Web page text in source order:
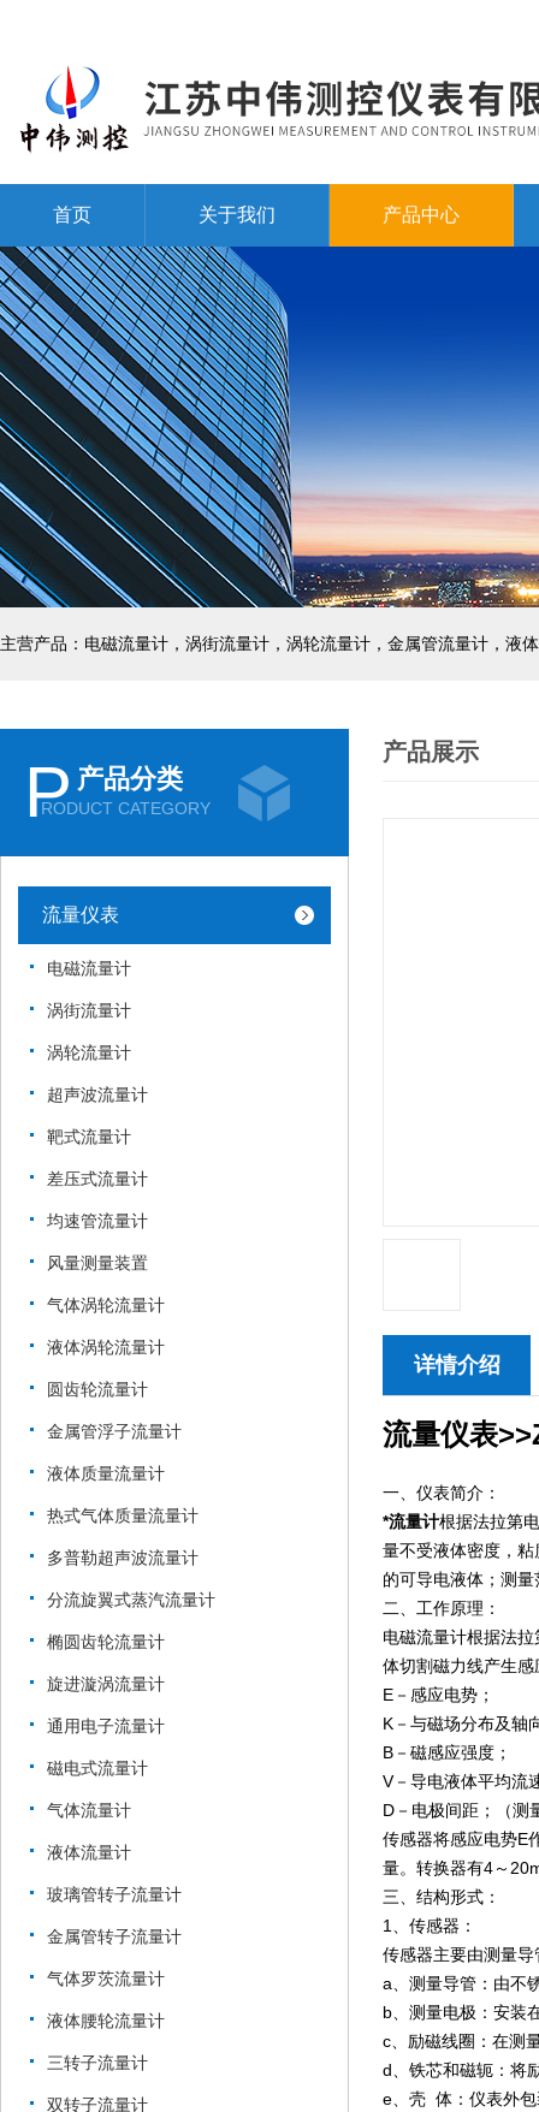
首页 关于我们 产品中心
主营产品：电磁流量计，涡街流量计，涡轮流量计，金属管流量计，液
P 产品分类
RODUCT CATEGORY
流量仪表
电磁流量计
涡街流量计
涡轮流量计
超声波流量计
靶式流量计
差压式流量计
均速管流量计
风量测量装置
气体涡轮流量计
液体涡轮流量计
圆齿轮流量计
金属管浮子流量计
液体质量流量计
热式气体质量流量计
多普勒超声波流量计
分流旋翼式蒸汽流量计
椭圆齿轮流量计
旋进漩涡流量计
通用电子流量计
磁电式流量计
气体流量计
液体流量计
玻璃管转子流量计
金属管转子流量计
气体罗茨流量计
液体腰轮流量计
三转子流量计
双转子流量计
产品展示
详情介绍
流量仪表
一、仪表简介：
*流量计根据法拉第
量不受液体密度，
的可导电液体；测
二、工作原理：
电磁流量计根据法拉
体切割磁力线产生
E－感应电势；
K－与磁场分布及轴
B－磁感应强度；
V－导电液体平均流
D－电极间距；（测
传感器将感应电势E
量。转换器有4～
三、结构形式：
1、传感器：
传感器主要由测量
a、测量导管：由不
b、测量电极：安装
c、励磁线圈：在测
d、铁芯和磁轭：将
e、壳 体：仪表外